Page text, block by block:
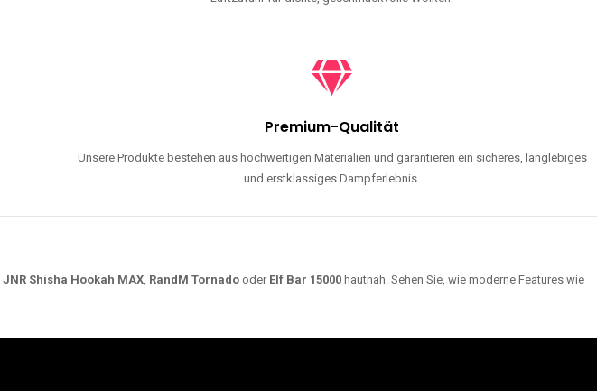
Premium-Qualität
Unsere Produkte bestehen aus hochwertigen Materialien und garantieren ein sicheres, langlebiges
und erstklassiges Dampferlebnis.
JNR Shisha Hookah MAX, RandM Tornado oder Elf Bar 15000 hautnah. Sehen Sie, wie moderne Features wie